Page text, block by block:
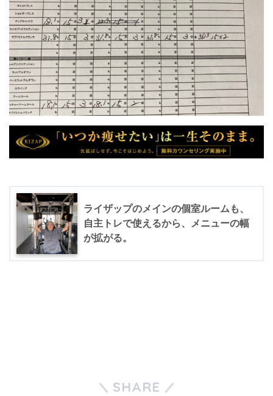
ライザップのメインの個室ルームも、
自主トレで使えるから、メニューの幅
が拡がる。
SHARE